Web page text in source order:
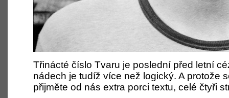
Třinácté číslo Tvaru je poslední před letní
nádech je tudíž více než logický. A protože
přijměte od nás extra porci textu, celé čtyři